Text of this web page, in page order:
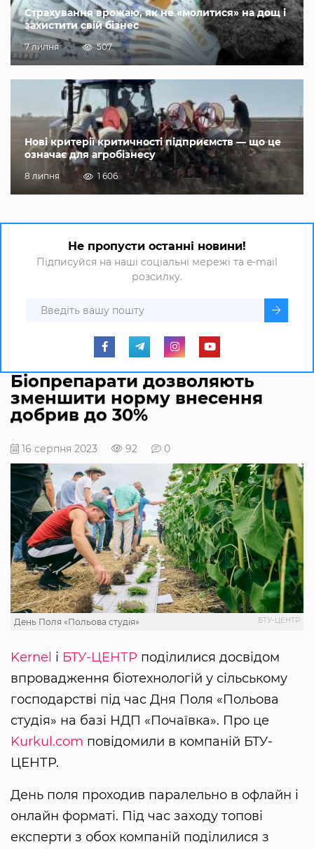
Страхування врожаю, як не «молитися» на дощ і
захистити свій бізнес
7 липня 507
Нові критерії критичності підприємств — що це
означає для агробізнесу
8 липня 1 606
Не пропусти останні новини!
Підписуйся на наші соціальні мережі та e-mail
розсилку.
Біопрепарати дозволяють
зменшити норму внесення
добрив до 30%
16 серпня 2023 92 0
БТУ-ЦЕНТР
День Поля «Польова студія»
Kernel і БТУ-ЦЕНТР поділилися досвідом
впровадження біотехнологій у сільському
господарстві під час Дня Поля «Польова
студія» на базі НДП «Почаївка». Про це
Kurkul.com повідомили в компаній БТУ-
ЦЕНТР.
День поля проходив паралельно в офлайн і
онлайн форматі. Під час заходу топові
експерти з обох компаній поділилися з